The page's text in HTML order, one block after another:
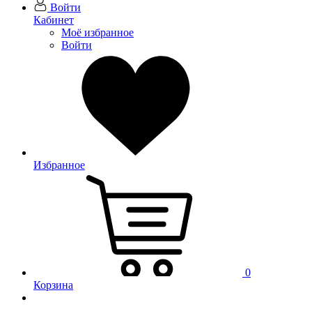
Войти
Кабинет
Моё избранное
Войти
Избранное
0
Корзина